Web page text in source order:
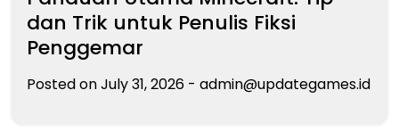
dan Trik untuk Penulis Fiksi
Penggemar
Posted onJuly 31, 2026 - admin@updategames.id